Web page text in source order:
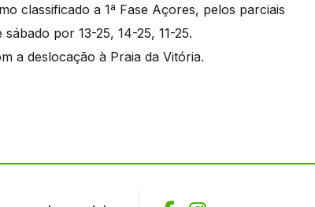
classificado a 1ª Fase Açores, pelos parciais
por 13-25, 14-25, 11-25.
a deslocação à Praia da Vitória.